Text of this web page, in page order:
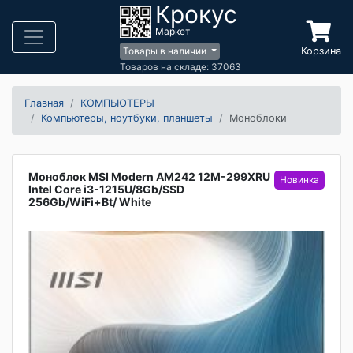
Крокус
Маркет
Товары в наличии
Товаров на складе: 37063
Корзина
Главная
КОМПЬЮТЕРЫ
Компьютеры, ноутбуки, планшеты
Моноблоки
Моноблок MSI Modern AM242 12M-299XRU
Intel Core i3-1215U/8Gb/SSD
256Gb/WiFi+Bt/ White